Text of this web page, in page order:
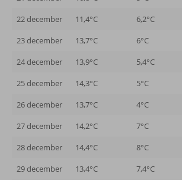
22 december
11,4°C 6,2°C
23 december
13,7°C 6°C
24 december
13,9°C 5,4°C
25 december
14,3°C 5°C
26 december
13,7°C 4°C
27 december
14,2°C 7°C
28 december
14,4°C 8°C
29 december
13,4°C 7,4°C